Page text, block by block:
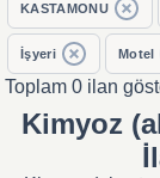
KASTAMONU
İşyeri Motel
Toplam 0 ilan
Kimyoz